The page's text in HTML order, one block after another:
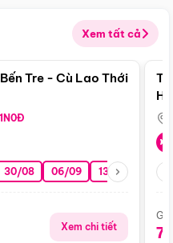
Xem tất cả
Điểm nổi bật
Tre - Cù Lao Thới
1N0Đ
30/08 06/09 13/09 20/09
Xem chi tiết